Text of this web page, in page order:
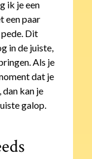
ik je een
een paar
Dit
in de juiste,
Als je
dat je
kan je
galop.